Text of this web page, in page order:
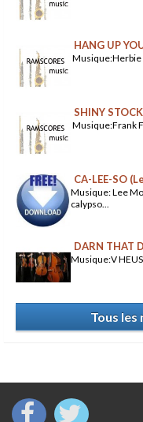
HANG UP
Musique:Herbie
SHINY
Musique:Frank
CA-LEE-SO
Musique: Lee
calypso...
DARN THAT
Musique:V
Tous